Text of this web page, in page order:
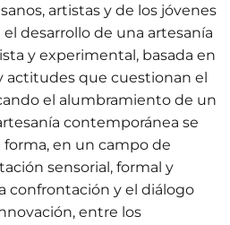
artistas y de los jóvenes
desarrollo de una artesanía
y experimental, basada en
actitudes que cuestionan el
el alumbramiento de un
contemporánea se
en un campo de
sensorial, formal y
confrontación y el diálogo
entre los